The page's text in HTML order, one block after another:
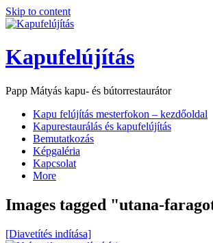
Skip to content
Kapufelújítás
Papp Mátyás kapu- és bútorrestaurátor
Kapu felújítás mesterfokon – kezdőoldal
Kapurestaurálás és kapufelújítás
Bemutatkozás
Képgaléria
Kapcsolat
More
Images tagged "utana-
[Diavetítés indítása]